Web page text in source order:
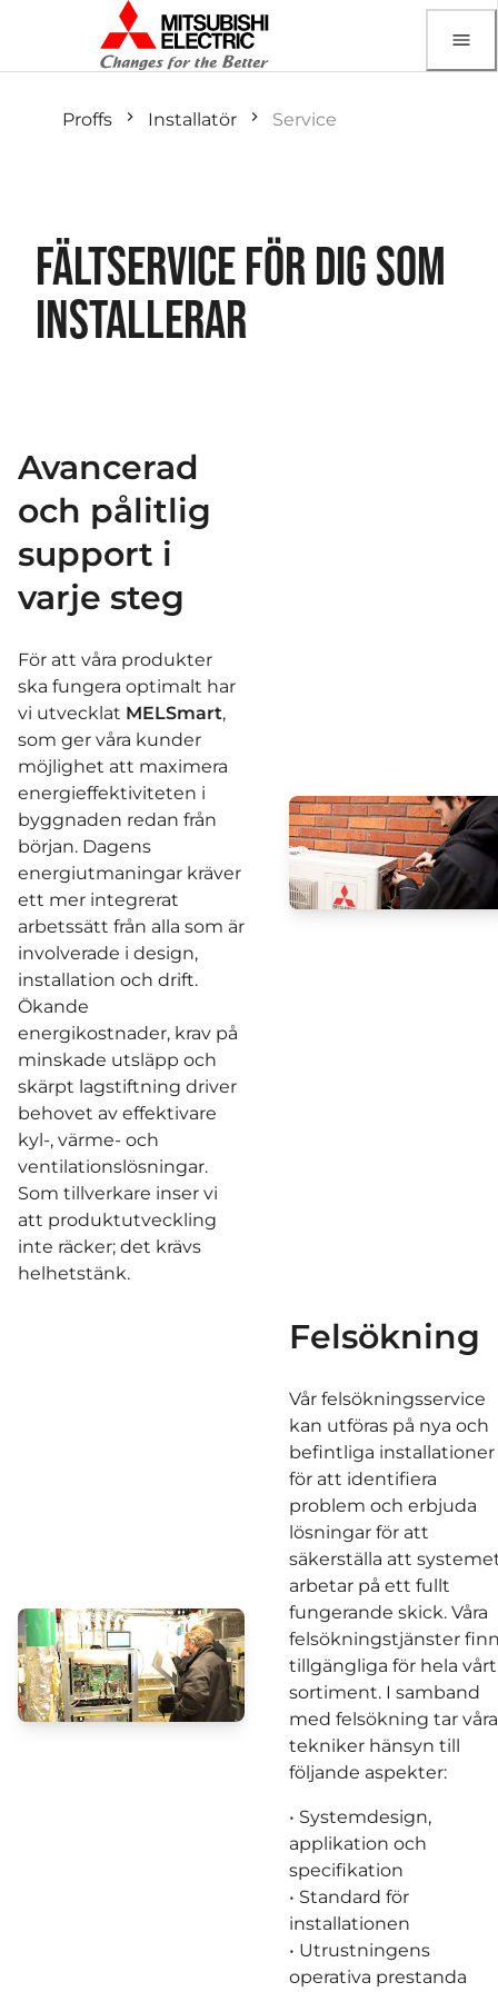
Proffs Installatör Service
FÄLTSERVICE FÖR DIG SOM
INSTALLERAR
Avancerad
och pålitlig
support i
varje steg
För att våra produkter
ska fungera optimalt har
vi utvecklat MELSmart,
som ger våra kunder
möjlighet att maximera
energieffektiviteten i
byggnaden redan från
början. Dagens
energiutmaningar kräver
ett mer integrerat
arbetssätt från alla som är
involverade i design,
installation och drift.
Ökande
energikostnader, krav på
minskade utsläpp och
skärpt lagstiftning driver
behovet av effektivare
kyl-, värme- och
ventilationslösningar.
Som tillverkare inser vi
att produktutveckling
inte räcker; det krävs
helhetstänk.
Felsökning
Vår felsökningsservice
kan utföras på nya och
befintliga installationer
för att identifiera
problem och erbjuda
lösningar för att
säkerställa att
arbetar på ett fullt
fungerande skick. Våra
felsökningstjänster
tillgängliga för hela vårt
sortiment. I samband
med felsökning tar våra
tekniker hänsyn till
följande aspekter:
• Systemdesign,
applikation och
specifikation
• Standard för
installationen
• Utrustningens
operativa prestanda